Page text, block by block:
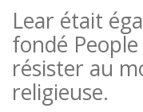
Lear était
fondé
résister au
religieuse.